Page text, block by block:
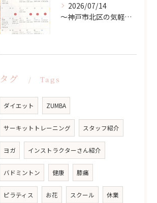
2026/07/14
〜神戸市北区の気軽な習い事ならsoukenbi〜8月のスクールカレンダー
タグ Tags
ダイエット ZUMBA
サーキットトレーニング スタッフ紹介
ヨガ インストラクターさん紹介
バドミントン 健康 膝痛
ピラティス お花 スクール 休業